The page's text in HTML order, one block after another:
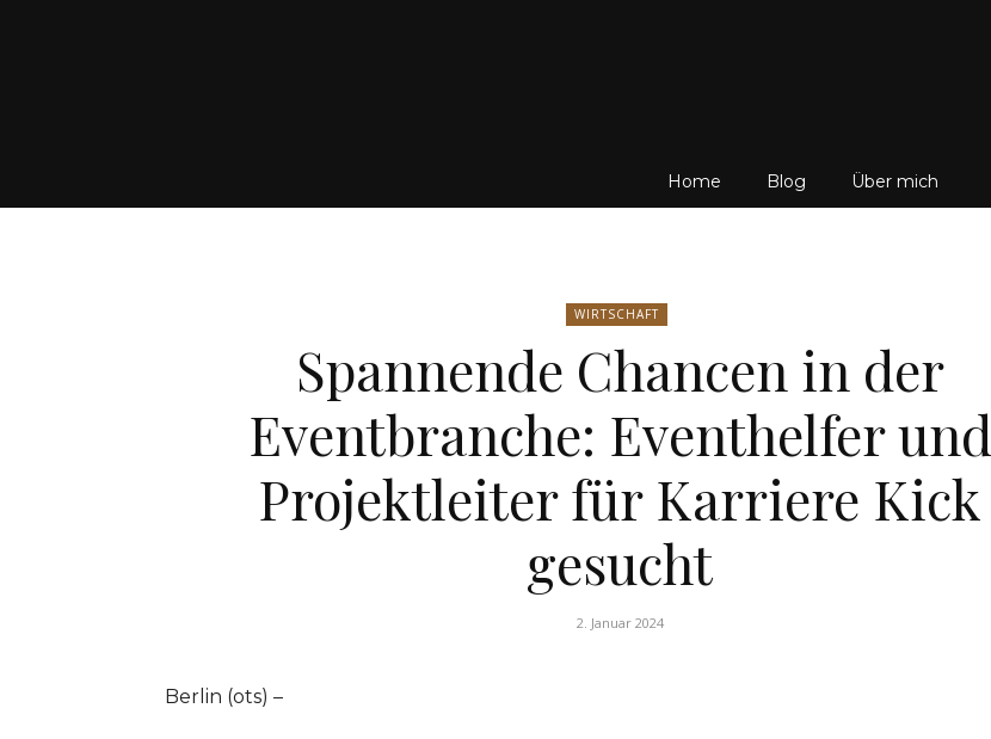
Home Blog Über mich
WIRTSCHAFT
Spannende Chancen in der
Eventbranche: Eventhelfer und
Projektleiter für Karriere Kick
gesucht
2. Januar 2024
Berlin (ots) –